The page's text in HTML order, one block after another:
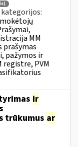
MM
prašymas
pažymos ir
registre, PVM
ir
trūkumus ar